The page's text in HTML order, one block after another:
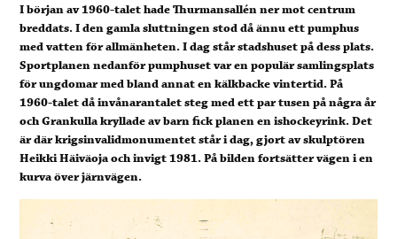
I början av 1960-talet hade Thurmansallén ner mot centrum
breddats. I den gamla sluttningen stod då ännu ett pumphus
med vatten för allmänheten. I dag står stadshuset på dess plats.
Sportplanen nedanför pumphuset var en populär samlingsplats
för ungdomar med bland annat en kälkbacke vintertid. På
1960-talet då invånarantalet steg med ett par tusen på några år
och Grankulla kryllade av barn fick planen en ishockeyrink. Det
är där krigsinvalidmonumentet står i dag, gjort av skulptören
Heikki Häiväoja och invigt 1981. På bilden fortsätter vägen i en
kurva över järnvägen.